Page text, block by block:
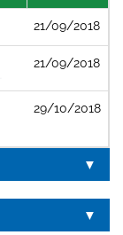
21/09/2018
21/09/2018
29/10/2018